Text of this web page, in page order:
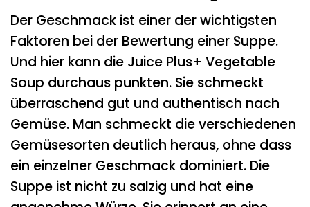
Der Geschmack ist einer der wichtigsten
Faktoren bei der Bewertung einer Suppe.
Und hier kann die Juice Plus+ Vegetable
Soup durchaus punkten. Sie schmeckt
überraschend gut und authentisch nach
Gemüse. Man schmeckt die verschiedenen
Gemüsesorten deutlich heraus, ohne dass
ein einzelner Geschmack dominiert. Die
Suppe ist nicht zu salzig und hat eine